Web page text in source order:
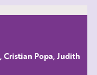
Cristian Popa, Judith